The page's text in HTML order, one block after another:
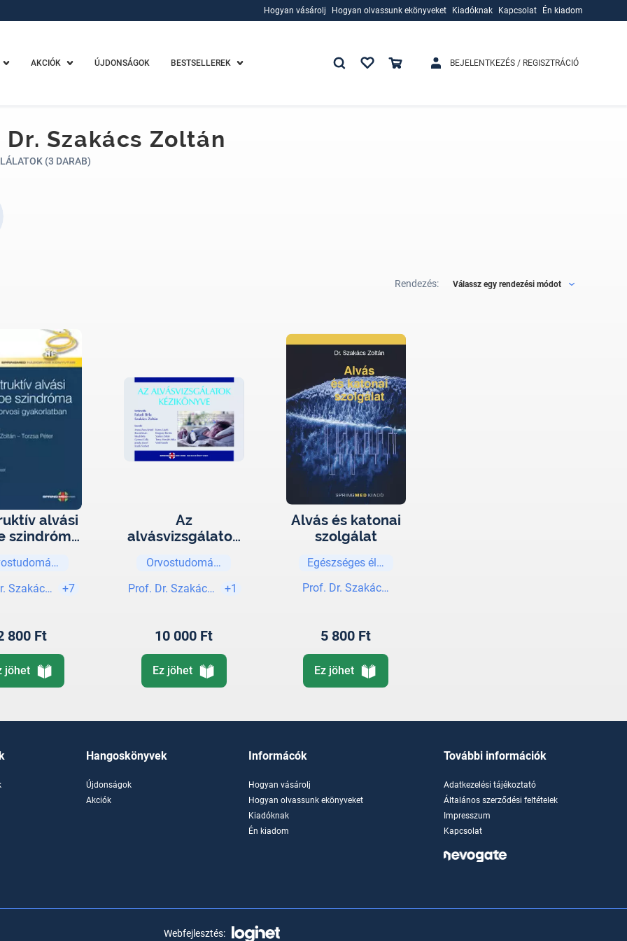
Hogyan vásárolj
Hogyan olvassunk ekönyveket
Kiadóknak
Kapcsolat Én kiadom
AKCIÓK ÚJDONSÁGOK BESTSELLEREK BEJELENTKEZÉS / REGISZTRÁCIÓ
Dr. Szakács Zoltán
(3 DARAB)
Rendezés: Válassz egy rendezési módot
alvási
szindróma
Szakács Zoltán
+7
800 Ft
jöhet
Az
alvásvizsgálatok
Orvostudományok
Prof. Dr. Szakács Zoltán
+1
10 000 Ft
Ez jöhet
Alvás és katonai
szolgálat
Egészséges életmód
Prof. Dr. Szakács Zoltán
5 800 Ft
Ez jöhet
Hangoskönyvek
Újdonságok
Akciók
Informácók
Hogyan vásárolj
Hogyan olvassunk ekönyveket
Kiadóknak
Én kiadom
További információk
Adatkezelési tájékoztató
Általános szerződési feltételek
Impresszum
Kapcsolat
Webfejlesztés: